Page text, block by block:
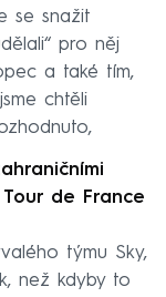
se snažit
pro něj
a také tím,
chtěli
de France
týmu Sky,
než kdyby to